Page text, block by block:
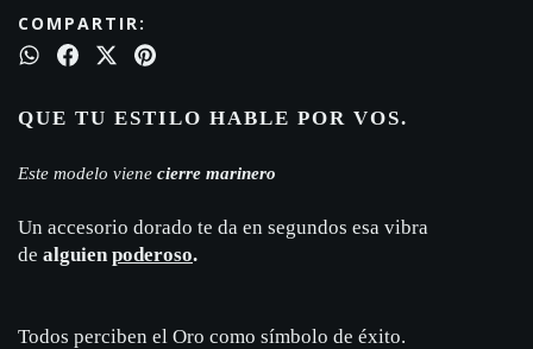
COMPARTIR:
QUE TU ESTILO HABLE POR VOS.
Este modelo viene cierre marinero
Un accesorio dorado te da en segundos esa vibra
de alguien poderoso.
Todos perciben el Oro como símbolo de éxito.